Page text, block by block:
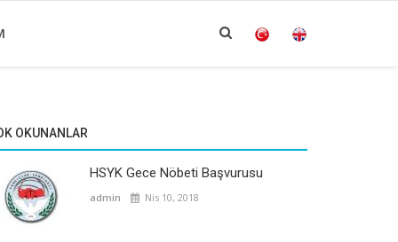
OKUNANLAR
HSYK Gece Nöbeti Başvurusu
admin Nis 10, 2018